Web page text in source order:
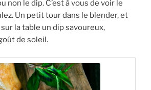
non le dip. C’est à vous de voir le
Un petit tour dans le blender, et
la table un dip savoureux,
de soleil.